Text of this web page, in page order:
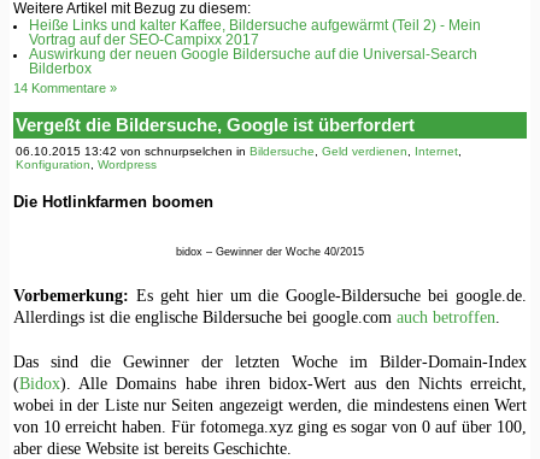
Weitere Artikel mit Bezug zu diesem:
Heiße Links und kalter Kaffee, Bildersuche aufgewärmt (Teil 2) - Mein
Vortrag auf der SEO-Campixx 2017
Auswirkung der neuen Google Bildersuche auf die Universal-Search
Bilderbox
14 Kommentare »
Vergeßt die Bildersuche, Google ist überfordert
06.10.2015 13:42 von schnurpselchen in Bildersuche, Geld verdienen, Internet,
Konfiguration, Wordpress
Die Hotlinkfarmen boomen
bidox – Gewinner der Woche 40/2015
Vorbemerkung: Es geht hier um die Google-Bildersuche bei google.de.
Allerdings ist die englische Bildersuche bei google.com auch betroffen.
Das sind die Gewinner der letzten Woche im Bilder-Domain-Index
(Bidox). Alle Domains habe ihren bidox-Wert aus den Nichts erreicht,
wobei in der Liste nur Seiten angezeigt werden, die mindestens einen Wert
von 10 erreicht haben. Für fotomega.xyz ging es sogar von 0 auf über 100,
aber diese Website ist bereits Geschichte.